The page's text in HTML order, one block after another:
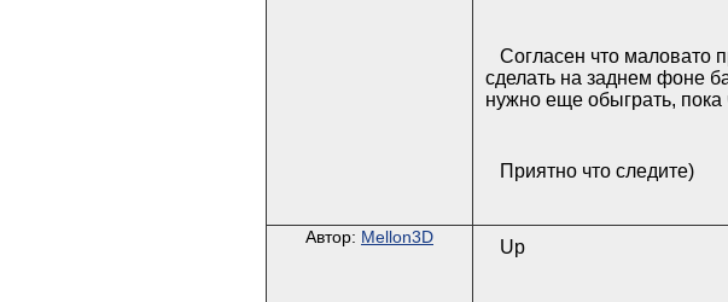
Согласен что маловато
сделать на заднем фоне
нужно еще обыграть, пока
Приятно что следите)
Автор: Mellon3D Up